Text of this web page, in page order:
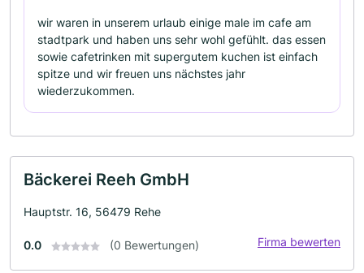
wir waren in unserem urlaub einige male im cafe am
stadtpark und haben uns sehr wohl gefühlt. das essen
sowie cafetrinken mit supergutem kuchen ist einfach
spitze und wir freuen uns nächstes jahr
wiederzukommen.
Bäckerei Reeh GmbH
Hauptstr. 16, 56479 Rehe
0.0 (0 Bewertungen) Firma bewerten